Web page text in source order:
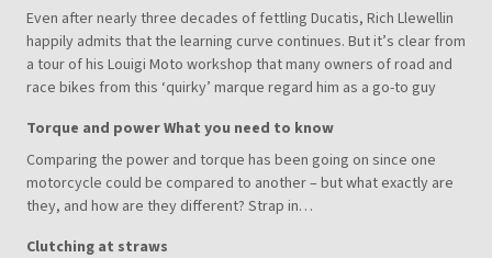
Even after nearly three decades of fettling Ducatis, Rich Llewellin
happily admits that the learning curve continues. But it’s clear from
a tour of his Louigi Moto workshop that many owners of road and
race bikes from this ‘quirky’ marque regard him as a go-to guy
Torque and power What you need to know
Comparing the power and torque has been going on since one
motorcycle could be compared to another – but what exactly are
they, and how are they different? Strap in…
Clutching at straws